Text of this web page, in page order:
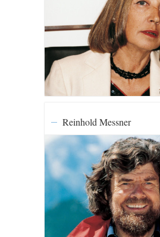
Reinhold Messner